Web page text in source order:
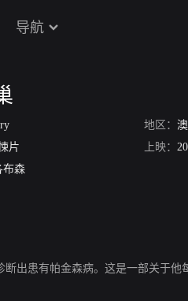
导航
地区：
片 上映：
布森
断出患有帕金森病。这是一部关于他